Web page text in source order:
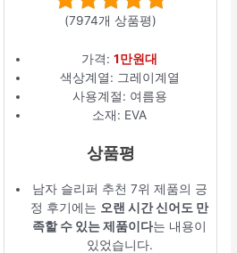
(7974개 상품평)
가격:1만원대
색상계열: 그레이계열
사용계절: 여름용
소재: EVA
상품평
남자 슬리퍼 추천 7위 제품의 긍
정 후기에는 오랜 시간 신어도 만
족할 수 있는 제품이다는 내용이
있었습니다.